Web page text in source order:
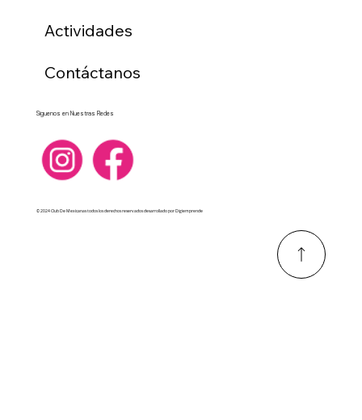
Actividades
Contáctanos
Siguenos en Nuestras Redes
© 2024 Club De Mexicanas todos los derechos reservados desarrollado por Digiemprende